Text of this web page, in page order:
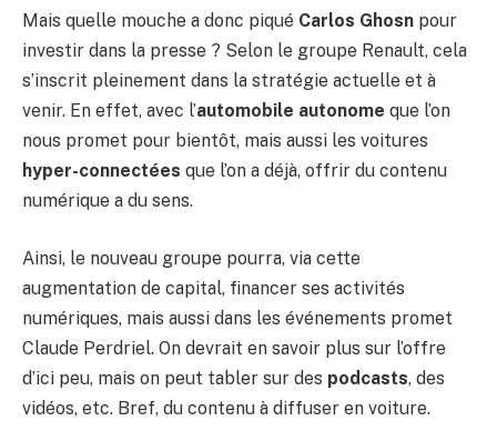
Mais quelle mouche a donc piqué Carlos Ghosn pour
investir dans la presse ? Selon le groupe Renault, cela
s’inscrit pleinement dans la stratégie actuelle et à
venir. En effet, avec l’automobile autonome que l’on
nous promet pour bientôt, mais aussi les voitures
hyper-connectées que l’on a déjà, offrir du contenu
numérique a du sens.
Ainsi, le nouveau groupe pourra, via cette
augmentation de capital, financer ses activités
numériques, mais aussi dans les événements promet
Claude Perdriel. On devrait en savoir plus sur l’offre
d’ici peu, mais on peut tabler sur des podcasts, des
vidéos, etc. Bref, du contenu à diffuser en voiture.